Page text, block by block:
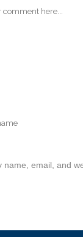
name, email, and